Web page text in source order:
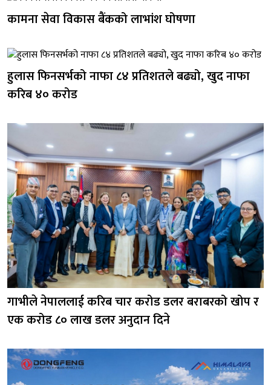
कामना सेवा विकास बैंकको लाभांश घोषणा
हुलास फिनसर्भको नाफा ८४ प्रतिशतले बढ्यो, खुद नाफा
करिब ४० करोड
गाभीले नेपाललाई करिब चार करोड डलर बराबरको खोप र
एक करोड ८० लाख डलर अनुदान दिने